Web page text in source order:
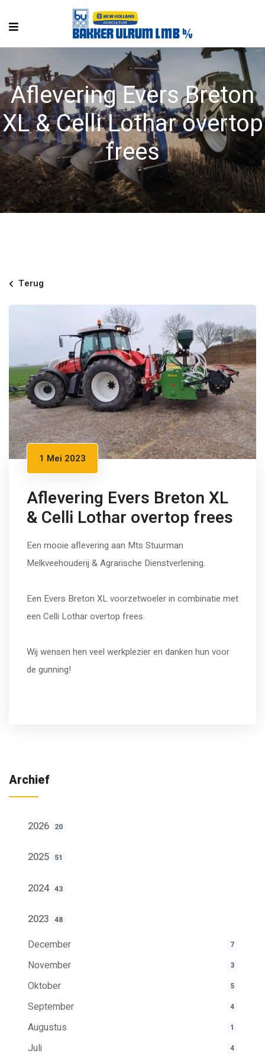
Aflevering Evers Breton
XL & Celli Lothar overtop
frees
Terug
1 Mei 2023
Aflevering Evers Breton XL
& Celli Lothar overtop frees
Een mooie aflevering aan Mts Stuurman
Melkveehouderij & Agrarische Dienstverlening.
Een Evers Breton XL voorzetwoeler in combinatie met
een Celli Lothar overtop frees.
Wij wensen hen veel werkplezier en danken hun voor
de gunning!
Archief
2026 20
2025 51
2024 43
2023 48
December 7
November 3
Oktober 5
September 4
Augustus 1
Juli 4